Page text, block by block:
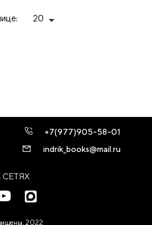
20
+7(977)905-58-01
indrik_books@mail.ru
2022